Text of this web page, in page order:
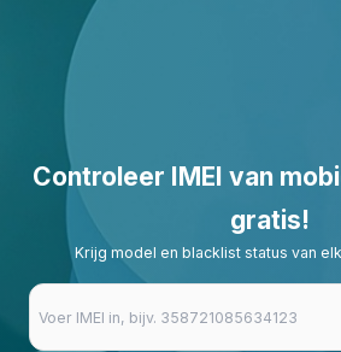
Controleer IMEI van
gratis!
Krijg model en blacklist status van